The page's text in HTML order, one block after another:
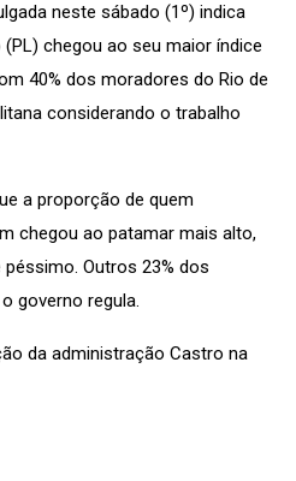
neste sábado (1º) indica
chegou ao seu maior índice
40% dos moradores do Rio de
considerando o trabalho
a proporção de quem
chegou ao patamar mais alto,
Outros 23% dos
governo regula.
da administração Castro na